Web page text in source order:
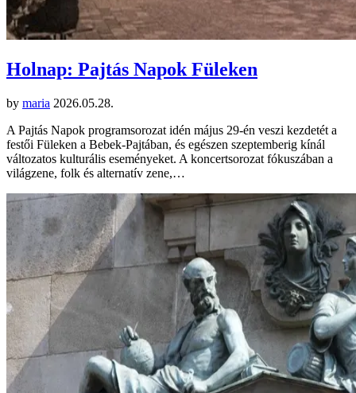
Holnap: Pajtás Napok Füleken
by maria 2026.05.28.
A Pajtás Napok programsorozat idén május 29-én veszi kezdetét a
festői Füleken a Bebek-Pajtában, és egészen szeptemberig kínál
változatos kulturális eseményeket. A koncertsorozat fókuszában a
világzene, folk és alternatív zene,…